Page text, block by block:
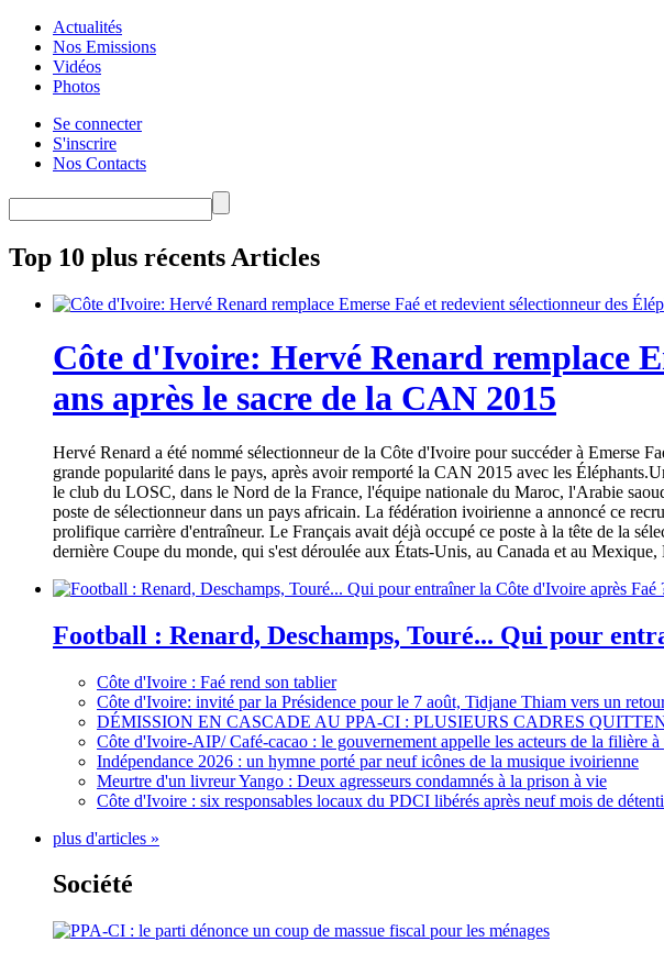
Actualités
Nos Emissions
Vidéos
Photos
Se connecter
S'inscrire
Nos Contacts
Top 10 plus récents Articles
Côte d'Ivoire: Hervé Renard remplace
ans après le sacre de la CAN 2015
Hervé Renard a été nommé sélectionneur de la Côte d'Ivoire pour succéder à Emerse
grande popularité dans le pays, après avoir remporté la CAN 2015 avec les
le club du LOSC, dans le Nord de la France, l'équipe nationale du Maroc, l'Arabie
poste de sélectionneur dans un pays africain. La fédération ivoirienne a annoncé ce
prolifique carrière d'entraîneur. Le Français avait déjà occupé ce poste à la tête de la
dernière Coupe du monde, qui s'est déroulée aux États-Unis, au Canada et au
Football : Renard, Deschamps, Touré... Qui pour
Côte d'Ivoire : Faé rend son tablier
Côte d'Ivoire: invité par la Présidence pour le 7 août, Tidjane Thiam vers un
DÉMISSION EN CASCADE AU PPA-CI : PLUSIEURS CADRES
Côte d'Ivoire-AIP/ Café-cacao : le gouvernement appelle les acteurs de la filière
Indépendance 2026 : un hymne porté par neuf icônes de la musique ivoirienne
Meurtre d'un livreur Yango : Deux agresseurs condamnés à la prison à vie
Côte d'Ivoire : six responsables locaux du PDCI libérés après neuf mois de
plus d'articles »
Société